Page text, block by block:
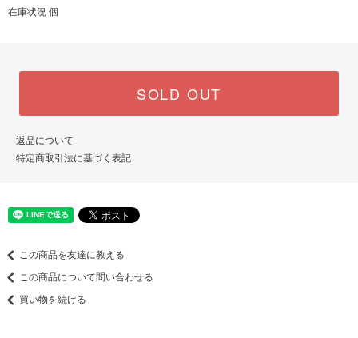
在庫状況 個
SOLD OUT
返品について
特定商取引法に基づく表記
この商品を友達に教える
この商品について問い合わせる
買い物を続ける